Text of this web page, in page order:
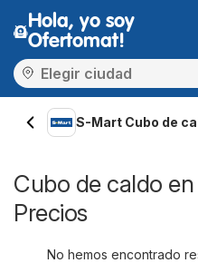
Hola, yo soy
Ofertomat!
S-Mart Cubo de
Cubo de caldo
Precios
No hemos encontrado